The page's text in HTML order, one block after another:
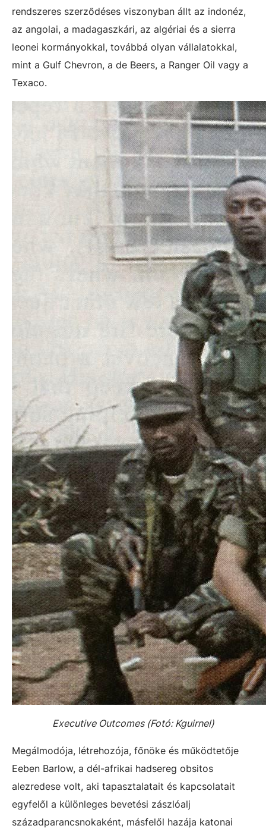
rendszeres szerződéses viszonyban állt az indonéz,
az angolai, a madagaszkári, az algériai és a sierra
leonei kormányokkal, továbbá olyan vállalatokkal,
mint a Gulf Chevron, a de Beers, a Ranger Oil vagy a
Texaco.
Executive Outcomes (Fotó: Kguirnel)
Megálmodója, létrehozója, főnöke és működtetője
Eeben Barlow, a dél-afrikai hadsereg obsitos
alezredese volt, aki tapasztalatait és kapcsolatait
egyfelől a különleges bevetési zászlóalj
századparancsnokaként, másfelől hazája katonai